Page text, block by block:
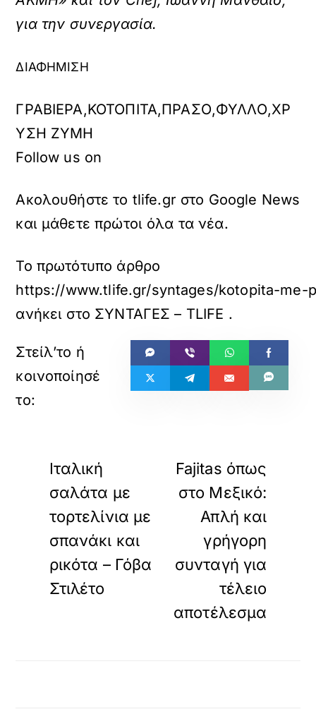
για την συνεργασία.
ΔΙΑΦΗΜΙΣΗ
Ετικέτες
ΓΡΑΒΙΕΡΑ,ΚΟΤΟΠΙΤΑ,ΠΡΑΣΟ,ΦΥΛΛΟ,ΧΡ
ΥΣΗ ΖΥΜΗ
Follow us on
Ακολουθήστε το tlife.gr στο Google News
και μάθετε πρώτοι όλα τα νέα.
Το πρωτότυπο άρθρο
https://www.tlife.gr/syntages/kotopita-
ανήκει στο ΣΥΝΤΑΓΕΣ – TLIFE .
Ιταλική
σαλάτα με
τορτελίνια με
σπανάκι και
ρικότα – Γόβα
Στιλέτο
Fajitas όπως
στο Μεξικό:
Απλή και
γρήγορη
συνταγή για
τέλειο
αποτέλεσμα